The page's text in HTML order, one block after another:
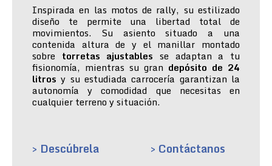
Inspirada en las motos de rally, su estilizado
diseño te permite una libertad total de
movimientos. Su asiento situado a una
contenida altura de y el manillar montado
sobre torretas ajustables se adaptan a tu
fisionomía, mientras su gran depósito de 24
litros y su estudiada carrocería garantizan la
autonomía y comodidad que necesitas en
cualquier terreno y situación.
> Descúbrela > Contáctanos